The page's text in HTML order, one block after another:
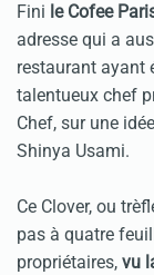
Fini le Cofee
adresse qui a
restaurant ayant
talentueux chef
Chef, sur une
Shinya Usami.
Ce Clover, ou
pas à quatre
propriétaires, vu